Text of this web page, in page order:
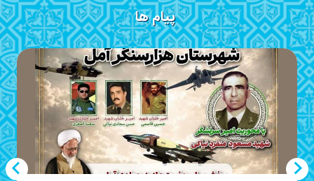
پیام ها